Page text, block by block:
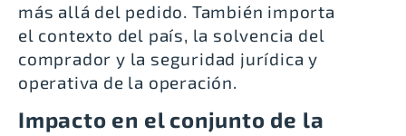
más allá del pedido. También importa
el contexto del país, la solvencia del
comprador y la seguridad jurídica y
operativa de la operación.
Impacto en el conjunto de la